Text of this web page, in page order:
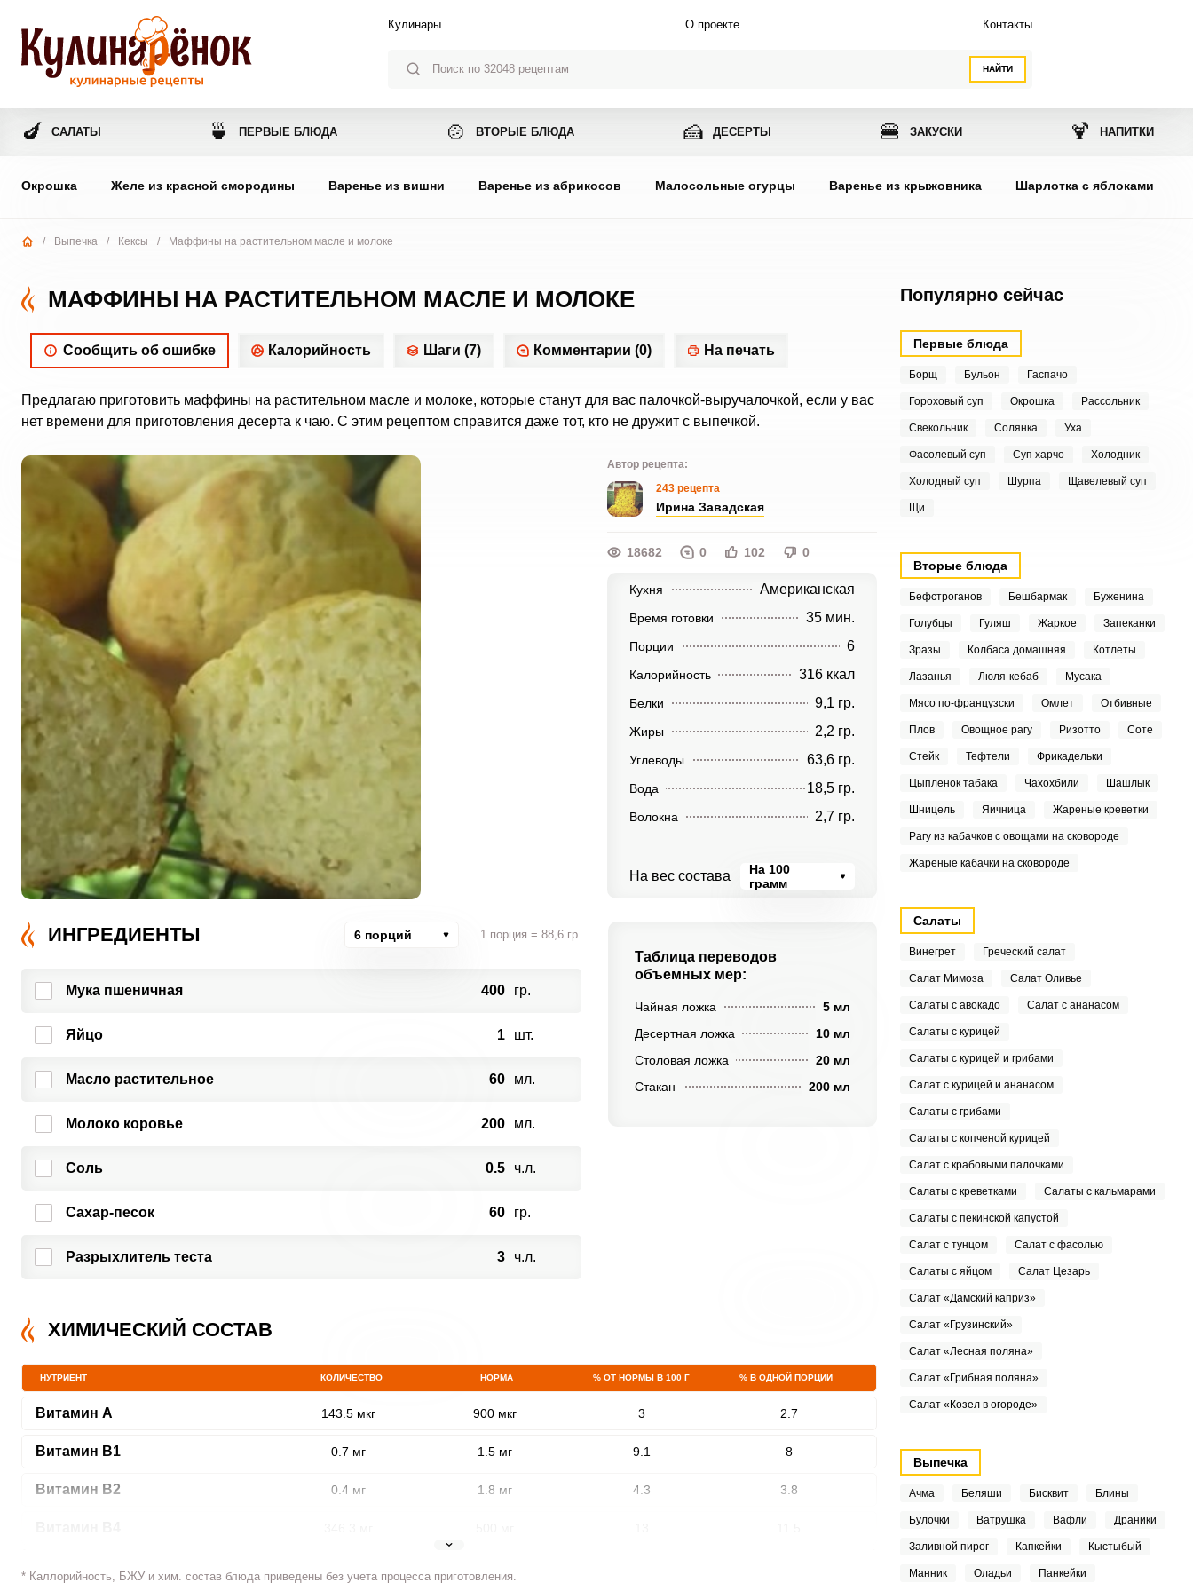
НАЙТИ
Кулинары О проекте Контакты
🍆 САЛАТЫ 🍵 ПЕРВЫЕ БЛЮДА 🍲 ВТОРЫЕ БЛЮДА 🍰 ДЕСЕРТЫ 🍔 ЗАКУСКИ 🍹 НАПИТКИ
Окрошка Желе из красной смородины Варенье из вишни Варенье из абрикосов Малосольные огурцы Варенье из крыжовника Шарлотка с яблоками
/ Выпечка / Кексы / Маффины на растительном масле и молоке
МАФФИНЫ НА РАСТИТЕЛЬНОМ МАСЛЕ И МОЛОКЕ
Сообщить об ошибке Калорийность Шаги (7) Комментарии (0) На печать
Предлагаю приготовить маффины на растительном масле и молоке, которые станут для вас палочкой-выручалочкой, если у вас
нет времени для приготовления десерта к чаю. С этим рецептом справится даже тот, кто не дружит с выпечкой.
Автор рецепта:
243 рецепта
Ирина Завадская
18682 0 102 0
Кухня Американская
Время готовки 35 мин.
Порции 6
Калорийность 316 ккал
Белки 9,1 гр.
Жиры 2,2 гр.
Углеводы 63,6 гр.
Вода 18,5 гр.
Волокна 2,7 гр.
На вес состава
На 100
грамм
ИНГРЕДИЕНТЫ 6 порций 1 порция = 88,6 гр.
Мука пшеничная 400 гр.
Яйцо 1 шт.
Масло растительное 60 мл.
Молоко коровье 200 мл.
Соль 0.5 ч.л.
Сахар-песок 60 гр.
Разрыхлитель теста 3 ч.л.
Таблица переводов
объемных мер:
Чайная ложка
5 мл
Десертная ложка
10 мл
Столовая ложка
20 мл
Стакан
200 мл
ХИМИЧЕСКИЙ СОСТАВ
НУТРИЕНТ КОЛИЧЕСТВО НОРМА % ОТ НОРМЫ В 100 Г % В ОДНОЙ ПОРЦИИ
Витамин A 143.5 мкг 900 мкг 3 2.7
Витамин В1 0.7 мг 1.5 мг 9.1 8
Витамин В2 0.4 мг 1.8 мг 4.3 3.8
* Каллорийность, БЖУ и хим. состав блюда приведены без учета процесса приготовления.
Популярно сейчас
Первые блюда
Борщ Бульон Гаспачо
Гороховый суп Окрошка Рассольник
Свекольник Солянка Уха
Фасолевый суп Суп харчо Холодник
Холодный суп Шурпа Щавелевый суп
Щи
Вторые блюда
Бефстроганов Бешбармак Буженина
Голубцы Гуляш Жаркое Запеканки
Зразы Колбаса домашняя Котлеты
Лазанья Люля-кебаб Мусака
Мясо по-французски Омлет Отбивные
Плов Овощное рагу Ризотто Соте
Стейк Тефтели Фрикадельки
Цыпленок табака Чахохбили Шашлык
Шницель Яичница Жареные креветки
Рагу из кабачков с овощами на сковороде
Жареные кабачки на сковороде
Салаты
Винегрет Греческий салат
Салат Мимоза Салат Оливье
Салаты с авокадо Салат с ананасом
Салаты с курицей
Салаты с курицей и грибами
Салат с курицей и ананасом
Салаты с грибами
Салаты с копченой курицей
Салат с крабовыми палочками
Салаты с креветками Салаты с кальмарами
Салаты с пекинской капустой
Салат с тунцом Салат с фасолью
Салаты с яйцом Салат Цезарь
Салат «Дамский каприз»
Салат «Грузинский»
Салат «Лесная поляна»
Салат «Грибная поляна»
Салат «Козел в огороде»
Выпечка
Ачма Беляши Бисквит Блины
Булочки Ватрушка Вафли Драники
Заливной пирог Капкейки Кыстыбый
Манник Оладьи Панкейки